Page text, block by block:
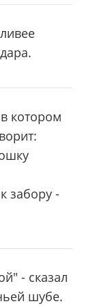
котором
забору -
- сказал
шубе.